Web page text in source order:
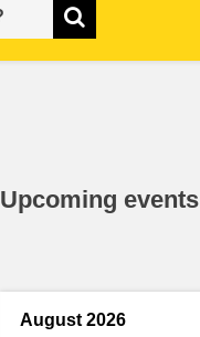
connaissances
Upcoming events
August 2026